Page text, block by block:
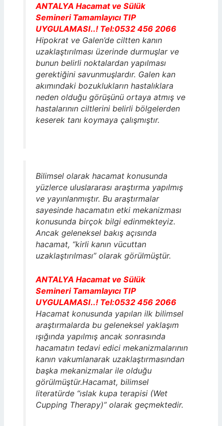
ANTALYA Hacamat ve Sülük
Semineri Tamamlayıcı TIP
UYGULAMASI..! Tel:0532 456 2066
Hipokrat ve Galen’de ciltten kanın
uzaklaştırılması üzerinde durmuşlar ve
bunun belirli noktalardan yapılması
gerektiğini savunmuşlardır. Galen kan
akımındaki bozuklukların hastalıklara
neden olduğu görüşünü ortaya atmış ve
hastalarının ciltlerini belirli bölgelerden
keserek tanı koymaya çalışmıştır.
Bilimsel olarak hacamat konusunda
yüzlerce uluslararası araştırma yapılmış
ve yayınlanmıştır. Bu araştırmalar
sayesinde hacamatın etki mekanizması
konusunda birçok bilgi edinmekteyiz.
Ancak geleneksel bakış açısında
hacamat, “kirli kanın vücuttan
uzaklaştırılması” olarak görülmüştür.
ANTALYA Hacamat ve Sülük
Semineri Tamamlayıcı TIP
UYGULAMASI..! Tel:0532 456 2066
Hacamat konusunda yapılan ilk bilimsel
araştırmalarda bu geleneksel yaklaşım
ışığında yapılmış ancak sonrasında
hacamatın tedavi edici mekanizmalarının
kanın vakumlanarak uzaklaştırmasından
başka mekanizmalar ile olduğu
görülmüştür.Hacamat, bilimsel
literatürde “ıslak kupa terapisi (Wet
Cupping Therapy)” olarak geçmektedir.